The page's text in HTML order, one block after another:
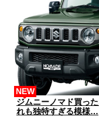
ジムニーノマド買っ
れも独特すぎる模様…
NEW